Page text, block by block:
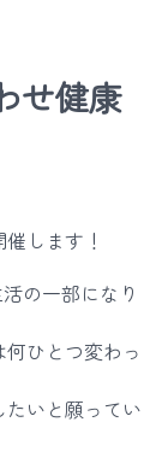
せ健康
します！
の一部になり
ひとつ変わっ
いと願ってい